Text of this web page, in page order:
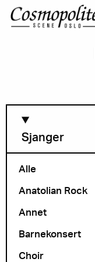
Hopp til hovedinnhold
Sjanger
Alle
Anatolian Rock
Annet
Barnekonsert
Choir
Måned
Arrangør